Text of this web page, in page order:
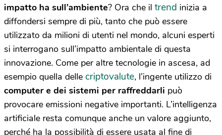
impatto ha sull’ambiente? Ora che il trend inizia a
diffondersi sempre di più, tanto che può essere
utilizzato da milioni di utenti nel mondo, alcuni esperti
si interrogano sull’impatto ambientale di questa
innovazione. Come per altre tecnologie in ascesa, ad
esempio quella delle criptovalute, l’ingente utilizzo di
computer e dei sistemi per raffreddarli può
provocare emissioni negative importanti. L’intelligenza
artificiale resta comunque anche un valore aggiunto,
perché ha la possibilità di essere usata al fine di